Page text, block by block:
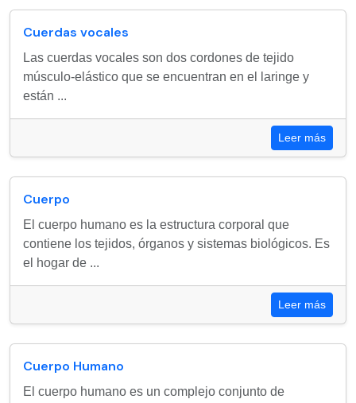
Cuerdas vocales
Las cuerdas vocales son dos cordones de tejido
músculo-elástico que se encuentran en el laringe y
están ...
Leer más
Cuerpo
El cuerpo humano es la estructura corporal que
contiene los tejidos, órganos y sistemas biológicos. Es
el hogar de ...
Leer más
Cuerpo Humano
El cuerpo humano es un complejo conjunto de